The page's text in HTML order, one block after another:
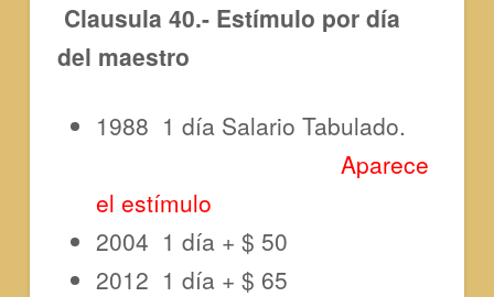
Clausula 40.- Estímulo por día
del maestro
1988 1 día Salario Tabulado.
Aparece
el estímulo
2004 1 día + $ 50
2012 1 día + $ 65